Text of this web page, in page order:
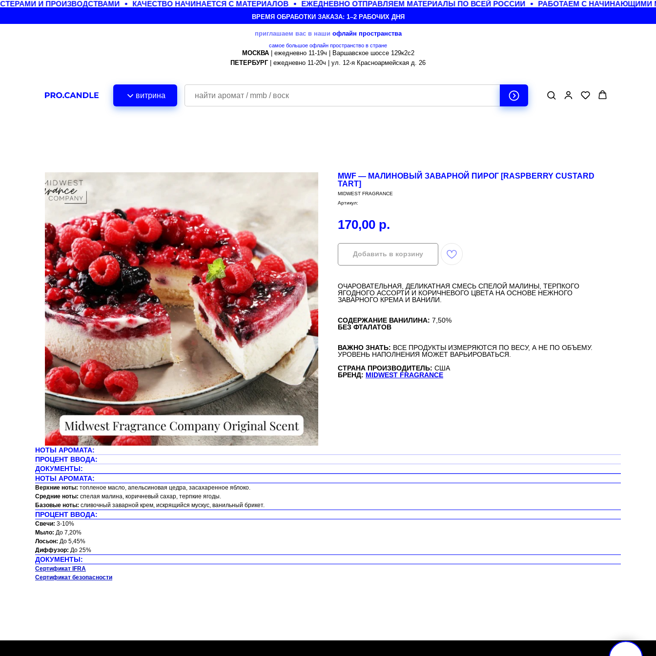
И ПРОИЗВОДСТВАМИ КАЧЕСТВО НАЧИНАЕТСЯ С МАТЕРИАЛОВ ЕЖЕДНЕВНО ОТПРАВЛЯЕМ МАТЕРИАЛЫ ПО ВСЕЙ РОССИИ РАБОТАЕМ С НАЧИНАЮЩИМИ
ВРЕМЯ ОБРАБОТКИ ЗАКАЗА: 1–2 РАБОЧИХ ДНЯ
приглашаем вас в наши офлайн пространства
самое большое офлайн пространство в стране
МОСКВА| ежедневно 11-19ч | Варшавское шоссе 129к2с2
ПЕТЕРБУРГ| ежедневно 11-20ч | ул. 12-я Красноармейская д. 26
витрина
MWF — МАЛИНОВЫЙ ЗАВАРНОЙ ПИРОГ [RASPBERRY CUSTARD
TART]
MIDWEST FRAGRANCE
Артикул:
170,00 р.
Добавить в корзину
ОЧАРОВАТЕЛЬНАЯ, ДЕЛИКАТНАЯ СМЕСЬ СПЕЛОЙ МАЛИНЫ, ТЕРПКОГО
ЯГОДНОГО АССОРТИ И КОРИЧНЕВОГО ЦВЕТА НА ОСНОВЕ НЕЖНОГО
ЗАВАРНОГО КРЕМА И ВАНИЛИ.
СОДЕРЖАНИЕ ВАНИЛИНА: 7,50%
БЕЗ ФТАЛАТОВ
ВАЖНО ЗНАТЬ: ВСЕ ПРОДУКТЫ ИЗМЕРЯЮТСЯ ПО ВЕСУ, А НЕ ПО ОБЪЕМУ.
УРОВЕНЬ НАПОЛНЕНИЯ МОЖЕТ ВАРЬИРОВАТЬСЯ.
СТРАНА ПРОИЗВОДИТЕЛЬ: США
БРЕНД: MIDWEST FRAGRANCE
НОТЫ АРОМАТА:
ПРОЦЕНТ ВВОДА:
ДОКУМЕНТЫ:
НОТЫ АРОМАТА:
Верхние ноты: топленое масло, апельсиновая цедра, засахаренное яблоко.
Средние ноты: спелая малина, коричневый сахар, терпкие ягоды.
Базовые ноты: сливочный заварной крем, искрящийся мускус, ванильный брикет.
ПРОЦЕНТ ВВОДА:
Свечи: 3-10%
Мыло: До 7,20%
Лосьон: До 5,45%
Диффузор: До 25%
ДОКУМЕНТЫ:
Сертификат IFRA
Сертификат безопасности